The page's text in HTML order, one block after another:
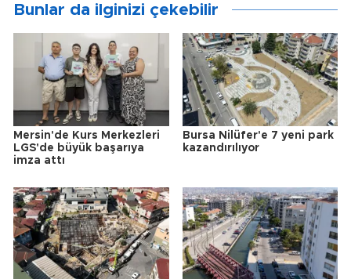
Bunlar da ilginizi çekebilir
Mersin'de Kurs Merkezleri
LGS'de büyük başarıya
imza attı
Bursa Nilüfer'e 7 yeni park
kazandırılıyor